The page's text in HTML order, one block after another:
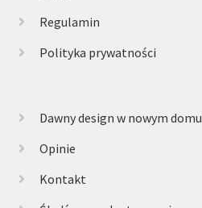
Regulamin
Polityka prywatności
Dawny design w nowym domu
Opinie
Kontakt